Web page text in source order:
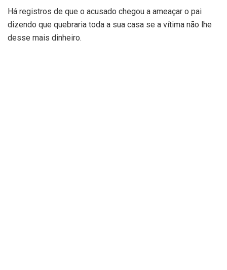
Há registros de que o acusado chegou a ameaçar o pai
dizendo que quebraria toda a sua casa se a vítima não lhe
desse mais dinheiro.